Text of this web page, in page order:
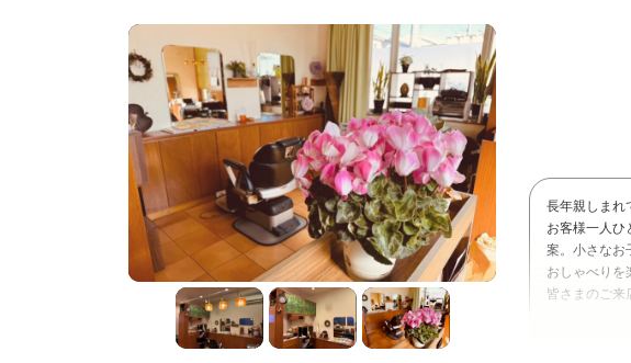
長年親しまれ
お客様一人ひ
案。小さなお
おしゃべりを
皆さまのご